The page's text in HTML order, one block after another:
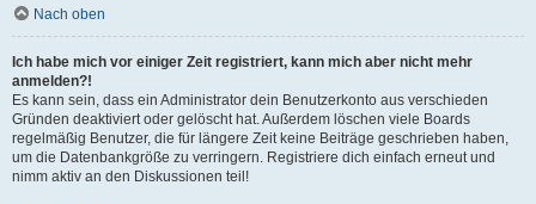
Nach oben
Ich habe mich vor einiger Zeit registriert, kann mich aber nicht mehr
anmelden?!
Es kann sein, dass ein Administrator dein Benutzerkonto aus verschieden
Gründen deaktiviert oder gelöscht hat. Außerdem löschen viele Boards
regelmäßig Benutzer, die für längere Zeit keine Beiträge geschrieben haben,
um die Datenbankgröße zu verringern. Registriere dich einfach erneut und
nimm aktiv an den Diskussionen teil!